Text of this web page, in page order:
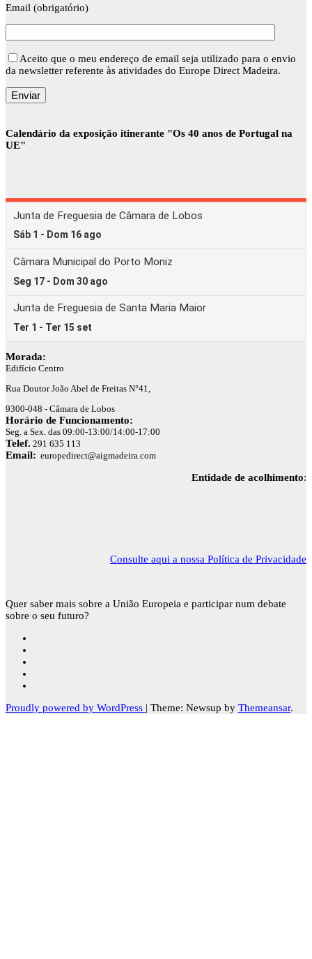
Email (obrigatório)
Aceito que o meu endereço de email seja utilizado para o envio
da newsletter referente às atividades do Europe Direct Madeira.
Calendário da exposição itinerante "Os 40 anos de Portugal na
UE"
Morada:
Edifício Centro
Rua Doutor João Abel de Freitas N°41,
9300-048 - Câmara de Lobos
Horário de Funcionamento:
Seg. a Sex. das 09:00-13:00/14:00-17:00
Telef. 291 635 113
Email: europedirect@aigmadeira.com
Entidade de acolhimento:
Consulte aqui a nossa Política de Privacidade
Quer saber mais sobre a União Europeia e participar num debate
sobre o seu futuro?
Proudly powered by WordPress | Theme: Newsup by Themeansar.